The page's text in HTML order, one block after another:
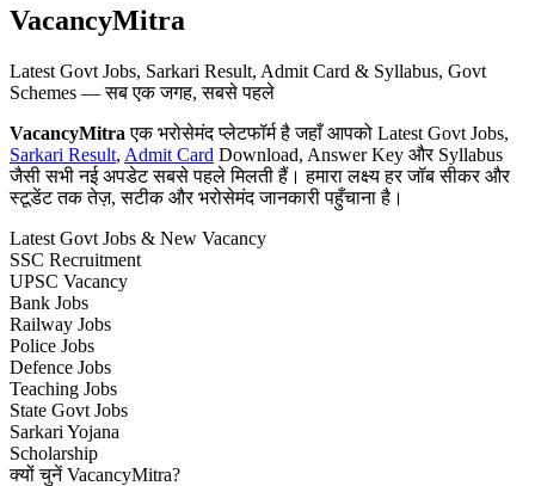
VacancyMitra
Latest Govt Jobs, Sarkari Result, Admit Card & Syllabus, Govt
Schemes — सब एक जगह, सबसे पहले
VacancyMitra एक भरोसेमंद प्लेटफॉर्म है जहाँ आपको Latest Govt Jobs,
Sarkari Result, Admit Card Download, Answer Key और Syllabus
जैसी सभी नई अपडेट सबसे पहले मिलती हैं। हमारा लक्ष्य हर जॉब सीकर और
स्टूडेंट तक तेज़, सटीक और भरोसेमंद जानकारी पहुँचाना है।
Latest Govt Jobs & New Vacancy
SSC Recruitment
UPSC Vacancy
Bank Jobs
Railway Jobs
Police Jobs
Defence Jobs
Teaching Jobs
State Govt Jobs
Sarkari Yojana
Scholarship
क्यों चुनें VacancyMitra?